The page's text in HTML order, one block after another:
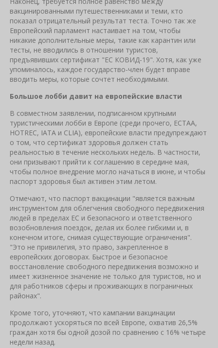
вакцинированными путешественниками и теми, кто
показал отрицательный результат теста. Точно так же
Европейский парламент настаивает на том, чтобы
никакие дополнительные меры, такие как карантин или
тесты, не вводились в отношении туристов,
предъявивших сертификат "ЕС КОВИД-19". Хотя, как уже
упоминалось, каждое государство-член будет вправе
вводить меры, которые сочтет необходимыми.
Большое лобби давит на европейские власти
В совместном заявлении, подписанном крупными
туристическими лобби в Европе (среди прочего, ECTAA,
HOTREC, IATA и CLIA), европейские власти предупреждают
о том, что сертификат здоровья должен стать
реальностью в течение нескольких недель. В частности,
они призывают прийти к соглашению в середине мая,
чтобы полное внедрение могло начаться в июне, и чтобы
паспорт здоровья был активен этим летом.
Отмечают, что паспорт вакцинации "является важным
инструментом для облегчения свободного передвижения
людей в пределах ЕС и безопасного и ответственного
возобновления поездок, делая их более гибкими и, в
конечном итоге, снимая существующие ограничения".
"Это не привилегия, это право, закрепленное в
европейских договорах. Быстрое и безопасное
восстановление свободного передвижения возможно и
имеет жизненное значение не только для туристов, но и
для работников сферы и проживающих в пограничных
районах".
Кроме того, уточняют, что кампании вакцинации
продолжают ускоряться по всей Европе, охватив 26,5%
граждан хотя бы одной дозой по сравнению с 16% четыре
недели назад.